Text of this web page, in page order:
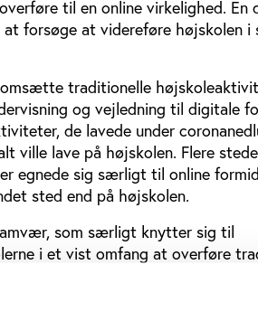
til en online virkelighed. En
forsøge at videreføre højskolen i
traditionelle
og vejledning til digitale
de lavede under
ville lave på højskolen. Flere
egnede sig særligt til online
sted end på højskolen.
som særligt knytter sig til
i et vist omfang at overføre
at højskolerne primært